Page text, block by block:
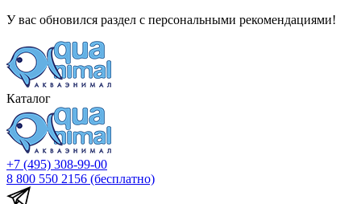
У вас обновился раздел с персональными рекомендациями!
Каталог
+7 (495) 308-99-00
8 800 550 2156 (бесплатно)